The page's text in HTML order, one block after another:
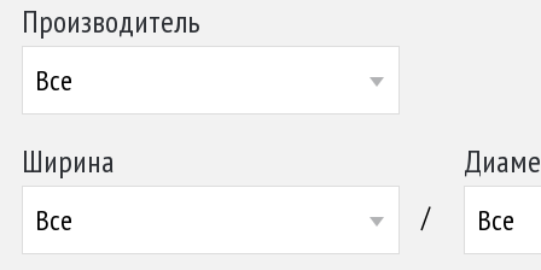
Производитель
Все
Ширина
Все / Все